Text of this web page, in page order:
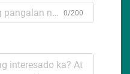
0/200